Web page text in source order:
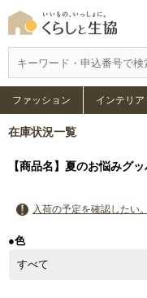
ファッション インテリ
在庫状況一覧
【商品名】夏のお悩みグ
入荷の予定を確認したい。
●色